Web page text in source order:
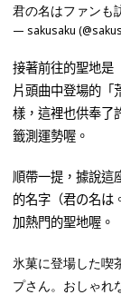
君の名はファンも
— sakusaku
接著前往的聖地是
片頭曲中登場的「
樣，這裡也供奉了
籤測運勢喔。
順帶一提，據說這
的名字（君の名
加熱門的聖地喔。
氷菓に登場した喫
プさん。おしゃれ